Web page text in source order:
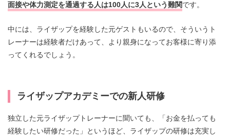
面接や体力測定を通過する人は100人に3人という難関です。
中には、ライザップを経験した元ゲストもいるので、そういうト
レーナーは経験者だけあって、より親身になってお客様に寄り添
ってくれるでしょう。
ライザップアカデミーでの新人研修
独立した元ライザップトレーナーに聞いても、「お金を払っても
経験したい研修だった」というほど、ライザップの研修は充実し